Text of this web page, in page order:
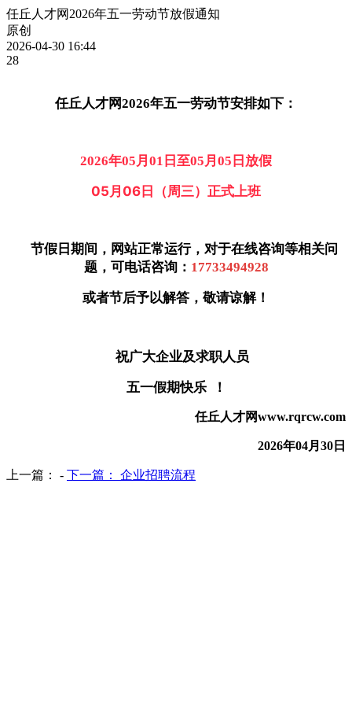
任丘人才网2026年五一劳动节放假通知
原创
2026-04-30 16:44
28
任丘人才网2026年五一劳动节安排如下：
2026年05月01日至05月05日放假
05月06日（周三）正式上班
节假日期间，网站正常运行，对于在线咨询等相关问
题，可电话咨询： 17733494928
或者节后予以解答，敬请谅解！
祝广大企业及求职人员
五一假期快乐 ！
任丘人才网www.rqrcw.com
2026年04月30日
上一篇： - 下一篇： 企业招聘流程